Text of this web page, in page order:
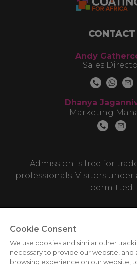
CONTACT
Andy
Sales
Dhanya
Marketing
Admission is free for
professionals. Visitors under
permitted.
Cookie Consent
We use cookies and similar other
necessary to provide our website, and
browsing experience on our website,